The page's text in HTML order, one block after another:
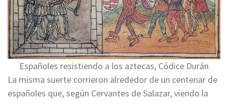
Españoles resistiendo a los aztecas, Códice Durán
La misma suerte corrieron alrededor de un centenar de
españoles que, según Cervantes de Salazar, viendo la